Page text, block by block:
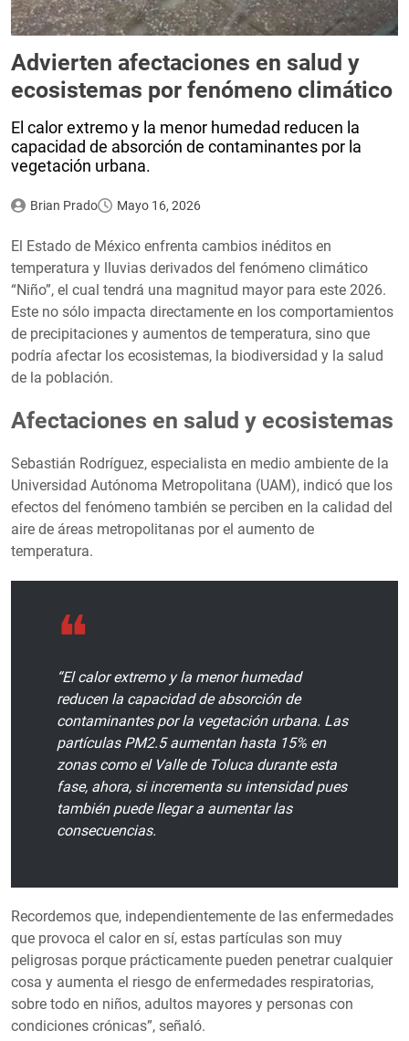
Advierten afectaciones en salud y
ecosistemas por fenómeno climático
El calor extremo y la menor humedad reducen la
capacidad de absorción de contaminantes por la
vegetación urbana.
Brian Prado Mayo 16, 2026
El Estado de México enfrenta cambios inéditos en
temperatura y lluvias derivados del fenómeno climático
“Niño”, el cual tendrá una magnitud mayor para este 2026.
Este no sólo impacta directamente en los comportamientos
de precipitaciones y aumentos de temperatura, sino que
podría afectar los ecosistemas, la biodiversidad y la salud
de la población.
Afectaciones en salud y ecosistemas
Sebastián Rodríguez, especialista en medio ambiente de la
Universidad Autónoma Metropolitana (UAM), indicó que los
efectos del fenómeno también se perciben en la calidad del
aire de áreas metropolitanas por el aumento de
temperatura.
“El calor extremo y la menor humedad
reducen la capacidad de absorción de
contaminantes por la vegetación urbana. Las
partículas PM2.5 aumentan hasta 15% en
zonas como el Valle de Toluca durante esta
fase, ahora, si incrementa su intensidad pues
también puede llegar a aumentar las
consecuencias.
Recordemos que, independientemente de las enfermedades
que provoca el calor en sí, estas partículas son muy
peligrosas porque prácticamente pueden penetrar cualquier
cosa y aumenta el riesgo de enfermedades respiratorias,
sobre todo en niños, adultos mayores y personas con
condiciones crónicas”, señaló.